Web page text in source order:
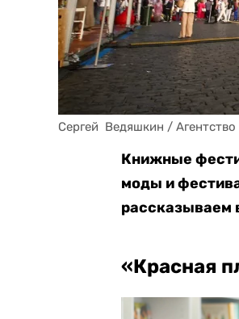
Сергей  Ведяшкин /
Книжные
моды и
рассказываем
«Красная